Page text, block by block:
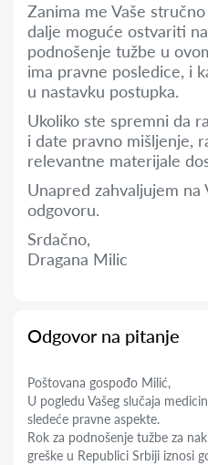
Zanima me Vaše
dalje moguće ostvariti
podnošenje tužbe u
ima pravne posledice, i
u nastavku postupka.
Ukoliko ste spremni da
i date pravno mišljenje,
relevantne materijale
Unapred zahvaljujem na
odgovoru.
Srdačno,
Dragana Milic
Odgovor na pitanje
Poštovana gospođo Milić,
U pogledu Vašeg slučaja
sledeće pravne aspekte.
Rok za podnošenje tužbe za
greške u Republici Srbiji iznosi